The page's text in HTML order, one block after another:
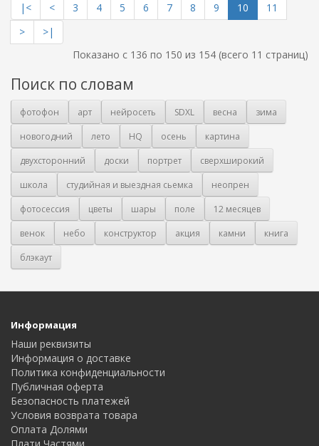
|< < 3 4 5 6 7 8 9 10
11
>
>|
Показано с 136 по 150 из 154 (всего 11 страниц)
Поиск по словам
фотофон арт нейросеть SDXL весна
зима
новогодний
лето HQ осень
картина
двухсторонний
доски портрет
сверхширокий
школа
студийная и выездная сьемка
неопрен
фотосессия
цветы шары поле
12 месяцев
венок
небо конструктор акция камни
книга
блэкаут
Информация
Наши реквизиты
Информация о доставке
Политика конфиденциальности
Публичная оферта
Безопасность платежей
Условия возврата товара
Оплата Долями